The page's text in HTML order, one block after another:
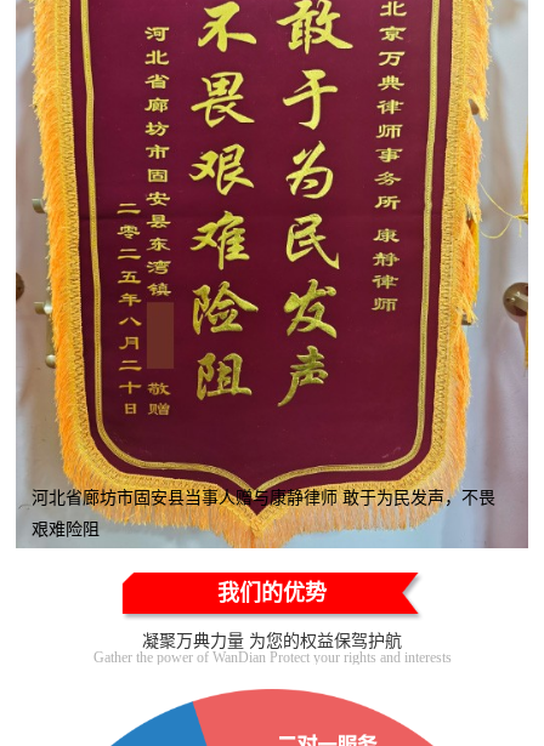
河北省廊坊市固安县当事人赠与康静律师 敢于为民发声，不畏
艰难险阻
我们的优势
凝聚万典力量 为您的权益保驾护航
Gather the power of WanDian Protect your rights and interests